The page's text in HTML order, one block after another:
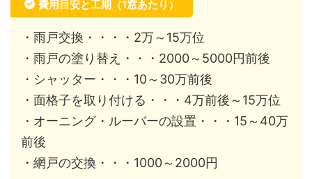
費用目安と工期（1窓あたり）
・雨戸交換・・・・2万～15万位
・雨戸の塗り替え・・・2000～5000円前後
・シャッター・・・10～30万前後
・面格子を取り付ける・・・4万前後～15万位
・オーニング・ルーバーの設置・・・15～40万
前後
・網戸の交換・・・1000～2000円